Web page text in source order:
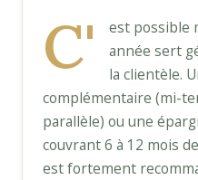
C'
est possible
année sert
la clientèle.
complémentaire (mi-
parallèle) ou une
couvrant 6 à 12 mois
est fortement